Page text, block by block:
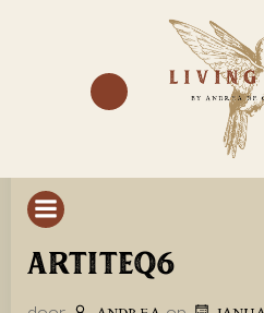
DE
ARTITEQ6